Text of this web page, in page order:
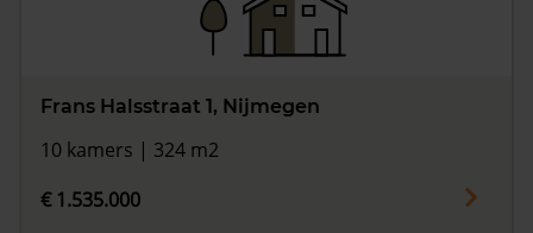
Frans Halsstraat 1, Nijmegen
10 kamers | 324 m2
€ 1.535.000